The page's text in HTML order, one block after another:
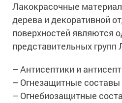
Лакокрасочные
дерева и декоративной
поверхностей являются
представительных
– Антисептики и
– Огнезащитные
– Огнебиозащитные